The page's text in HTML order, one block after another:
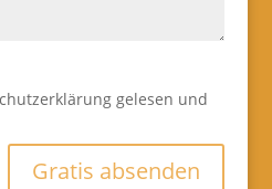
gelesen und
Gratis absenden